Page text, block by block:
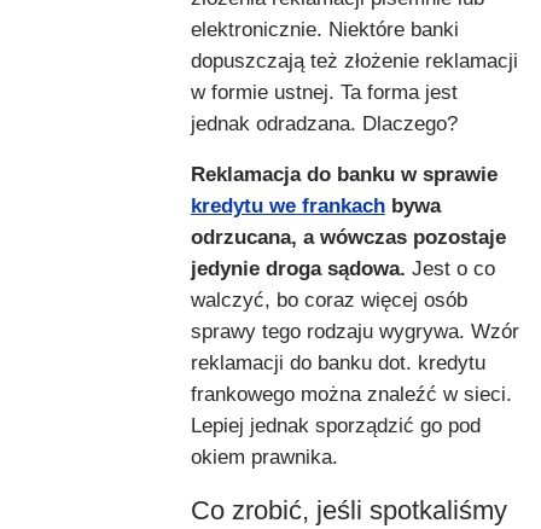
elektronicznie. Niektóre banki
dopuszczają też złożenie reklamacji
w formie ustnej. Ta forma jest
jednak odradzana. Dlaczego?
Reklamacja do banku w sprawie
kredytu we frankach bywa
odrzucana, a wówczas pozostaje
jedynie droga sądowa. Jest o co
walczyć, bo coraz więcej osób
sprawy tego rodzaju wygrywa. Wzór
reklamacji do banku dot. kredytu
frankowego można znaleźć w sieci.
Lepiej jednak sporządzić go pod
okiem prawnika.
Co zrobić, jeśli spotkaliśmy